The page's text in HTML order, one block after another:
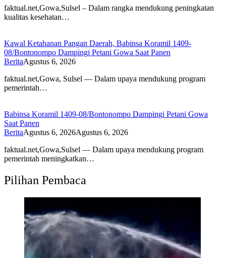
faktual.net,Gowa,Sulsel – Dalam rangka mendukung peningkatan
kualitas kesehatan…
Kawal Ketahanan Pangan Daerah, Babinsa Koramil 1409-
08/Bontonompo Dampingi Petani Gowa Saat Panen
BeritaAgustus 6, 2026
faktual.net,Gowa, Sulsel — Dalam upaya mendukung program
pemerintah…
Babinsa Koramil 1409-08/Bontonompo Dampingi Petani Gowa
Saat Panen
BeritaAgustus 6, 2026Agustus 6, 2026
faktual.net,Gowa,Sulsel — Dalam upaya mendukung program
pemerintah meningkatkan…
Pilihan Pembaca